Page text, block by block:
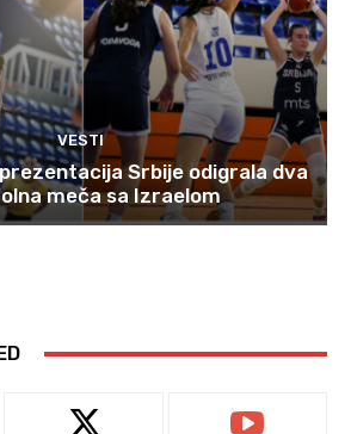
VESTI
Srbije odigrala dva
meča sa Izraelom